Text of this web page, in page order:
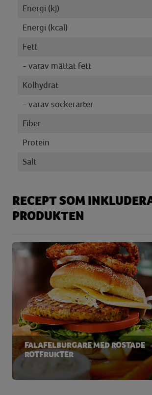
Energi (kJ)
Energi (kcal)
Fett
- varav mättat fett
Kolhydrat
- varav sockerarter
Fiber
Protein
Salt
RECEPT SOM
PRODUKTEN
FALAFELBURGARE MED ROSTADE
ROTFRUKTER